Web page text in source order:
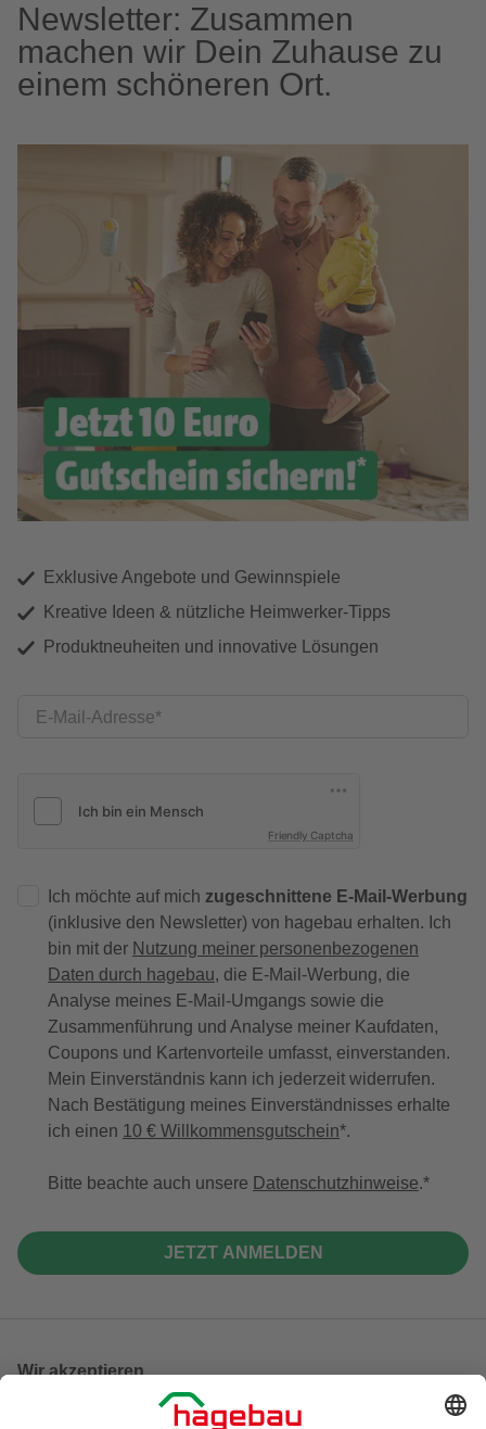
Newsletter: Zusammen
machen wir Dein Zuhause zu
einem schöneren Ort.
Exklusive Angebote und Gewinnspiele
Kreative Ideen & nützliche Heimwerker-Tipps
Produktneuheiten und innovative Lösungen
E-Mail-Adresse
Friendly Captcha
Ich möchte auf mich zugeschnittene E-Mail-Werbung
(inklusive den Newsletter) von hagebau erhalten. Ich
bin mit der Nutzung meiner personenbezogenen
Daten durch hagebau, die E-Mail-Werbung, die
Analyse meines E-Mail-Umgangs sowie die
Zusammenführung und Analyse meiner Kaufdaten,
Coupons und Kartenvorteile umfasst, einverstanden.
Mein Einverständnis kann ich jederzeit widerrufen.
Nach Bestätigung meines Einverständnisses erhalte
ich einen 10 € Willkommensgutschein*.
Bitte beachte auch unsere Datenschutzhinweise.
JETZT ANMELDEN
Wir akzeptieren